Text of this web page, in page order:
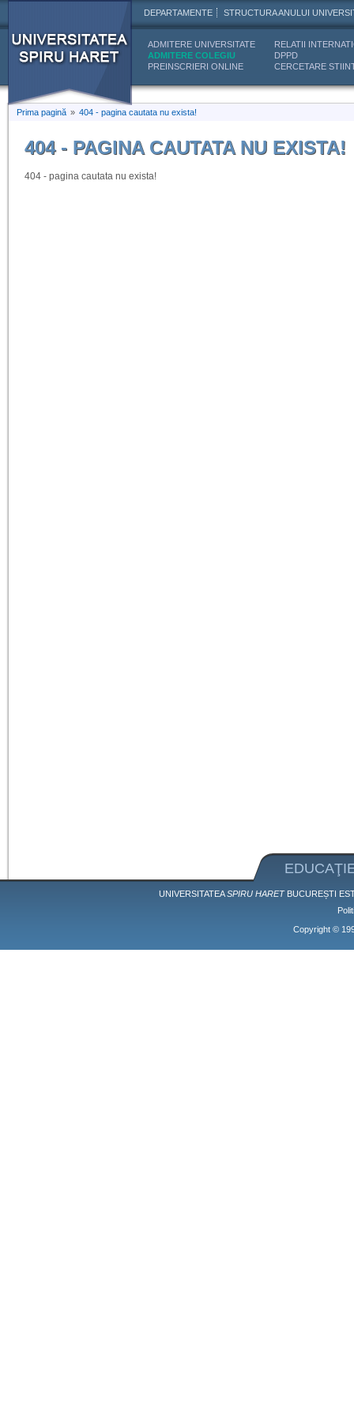
DEPARTAMENTE STRUCTURA ANULUI
ADMITERE UNIVERSITATE
ADMITERE COLEGIU
PREINSCRIERI ONLINE
RELATII
DPPD
CERCETARE
Prima pagină » 404 - pagina cautata nu exista!
404 - PAGINA CAUTATA NU EXISTA!
404 - pagina cautata nu exista!
UNIVERSITATEASPIRU HARETBUCUREȘTI
Copyright ©